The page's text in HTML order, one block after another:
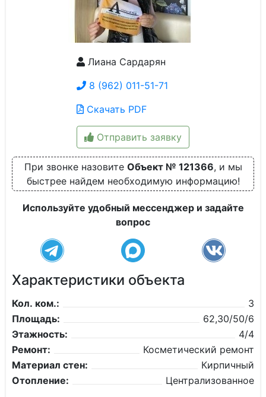
Лиана Сардарян
8 (962) 011-51-71
Скачать PDF
Отправить заявку
При звонке назовите Объект № 121366, и мы
быстрее найдем необходимую информацию!
Используйте удобный мессенджер и задайте
вопрос
Характеристики объекта
Кол. ком.:
3
Площадь:
62,30/50/6
Этажность:
4/4
Ремонт:
Косметический ремонт
Материал стен:
Кирпичный
Отопление:
Централизованное